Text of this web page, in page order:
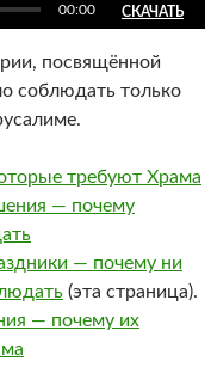
00:00 СКАЧАТЬ
посвящённой
соблюдать только
требуют Храма
— почему
— почему ни
(эта страница).
— почему их